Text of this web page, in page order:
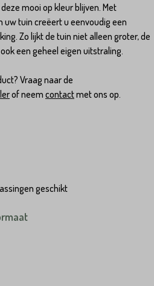
mooi op kleur blijven. Met
uw tuin creëert u eenvoudig een
Zo lijkt de tuin niet alleen groter, de
een geheel eigen uitstraling.
Vraag naar de
of neem contactmet ons op.
geschikt